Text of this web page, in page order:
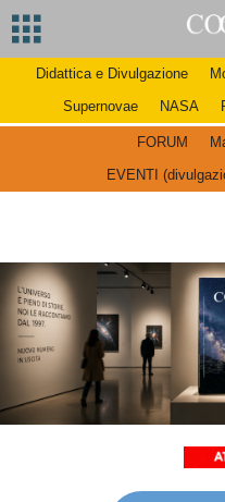
Didattica e Divulgazione
Supernovae
NASA
FORUM
EVENTI